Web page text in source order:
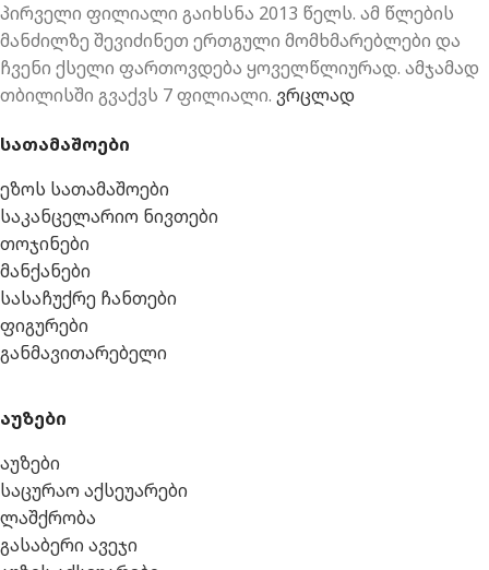
პირველი ფილიალი გაიხსნა 2013 წელს. ამ წლების
მანძილზე შევიძინეთ ერთგული მომხმარებლები და
ჩვენი ქსელი ფართოვდება ყოველწლიურად. ამჯამად
თბილისში გვაქვს 7 ფილიალი. ვრცლად
სათამაშოები
ეზოს სათამაშოები
საკანცელარიო ნივთები
თოჯინები
მანქანები
სასაჩუქრე ჩანთები
ფიგურები
განმავითარებელი
აუზები
აუზები
საცურაო აქსეუარები
ლაშქრობა
გასაბერი ავეჯი